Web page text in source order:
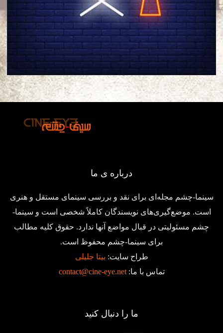
درباره ی ما
سینما-چشم مجله‌ای برای نقد و بررسی سینمای مستقل و هنری
است. موضع‌گیری‌های نویسندگان کاملاً شخصی است و سینما-
چشم مسئولیتی در قبال مواضع آنها ندارد. حقوق کلیه مطالب
برای سینما-چشم محفوظ است.
طراح سایت: بیتا جلیلی
تماس با ما:contact@cine-eye.net
ما را دنبال کنید